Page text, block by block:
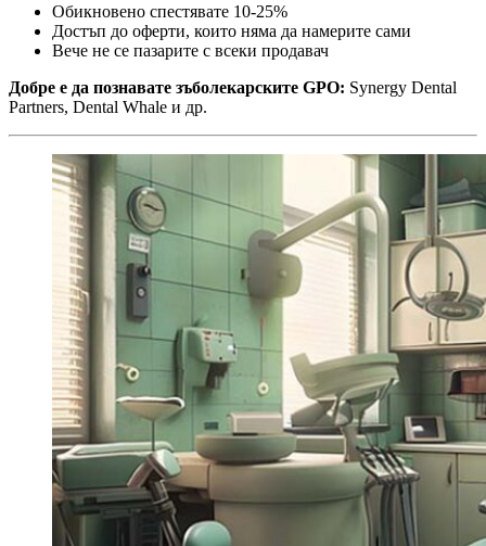
Обикновено спестявате 10-25%
Достъп до оферти, които няма да намерите сами
Вече не се пазарите с всеки продавач
Добре е да познавате зъболекарските GPO: Synergy Dental
Partners, Dental Whale и др.